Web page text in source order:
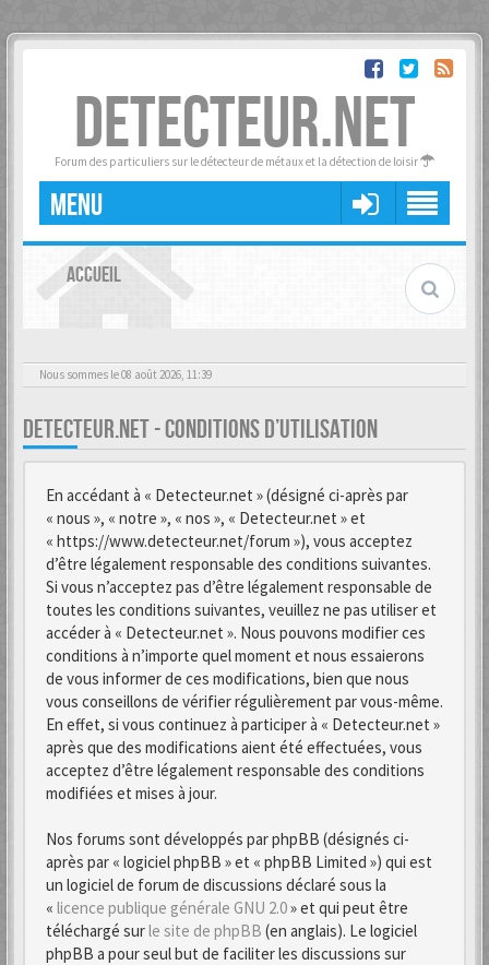
DETECTEUR.NET
Forum des particuliers sur le détecteur de métaux et la détection de loisir
MENU
ACCUEIL
Nous sommes le 08 août 2026, 11:39
DETECTEUR.NET - CONDITIONS D’UTILISATION
En accédant à « Detecteur.net » (désigné ci-après par
« nous », « notre », « nos », « Detecteur.net » et
« https://www.detecteur.net/forum »), vous acceptez
d’être légalement responsable des conditions suivantes.
Si vous n’acceptez pas d’être légalement responsable de
toutes les conditions suivantes, veuillez ne pas utiliser et
accéder à « Detecteur.net ». Nous pouvons modifier ces
conditions à n’importe quel moment et nous essaierons
de vous informer de ces modifications, bien que nous
vous conseillons de vérifier régulièrement par vous-même.
En effet, si vous continuez à participer à « Detecteur.net »
après que des modifications aient été effectuées, vous
acceptez d’être légalement responsable des conditions
modifiées et mises à jour.
Nos forums sont développés par phpBB (désignés ci-
après par « logiciel phpBB » et « phpBB Limited ») qui est
un logiciel de forum de discussions déclaré sous la
« licence publique générale GNU 2.0» et qui peut être
téléchargé surle site de phpBB (en anglais). Le logiciel
phpBB a pour seul but de faciliter les discussions sur